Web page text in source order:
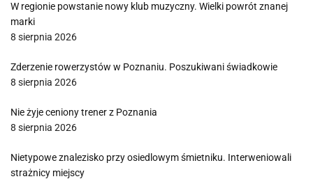
W regionie powstanie nowy klub muzyczny. Wielki powrót znanej
marki
8 sierpnia 2026
Zderzenie rowerzystów w Poznaniu. Poszukiwani świadkowie
8 sierpnia 2026
Nie żyje ceniony trener z Poznania
8 sierpnia 2026
Nietypowe znalezisko przy osiedlowym śmietniku. Interweniowali
strażnicy miejscy